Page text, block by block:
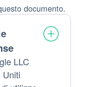
documento.
LLC
trattamento:
Uniti